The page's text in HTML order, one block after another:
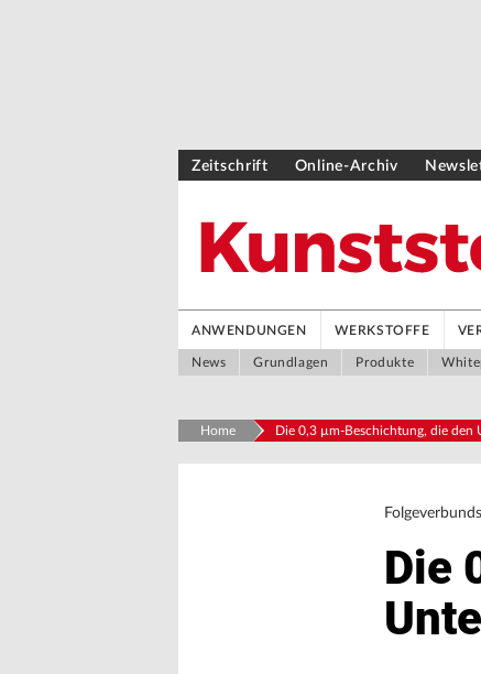
Zeitschrift Online-Archiv
ANWENDUNGEN WERKSTOFFE
News Grundlagen Produkte
Home Die 0,3 µm-Beschichtung, die den
Die